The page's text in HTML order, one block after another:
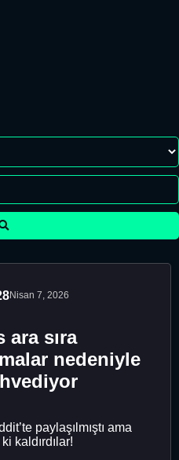
Nisan 7, 2026
sıra
nedeniyle
paylaşılmıştı ama
kaldırdılar!